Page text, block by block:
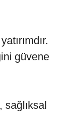
güvene
sağlıksal